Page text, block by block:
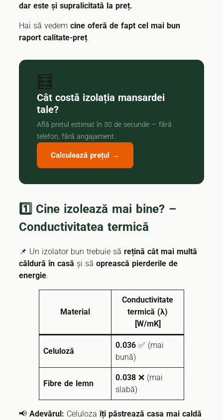
dar este și supralicitată la preț.
Hai să vedem cine oferă de fapt cel mai bun
raport calitate-preț.
🧮
Cât costă izolația mansardei
tale?
Află prețul estimat în 30 de secunde — fără
telefon, fără angajament.
Calculează prețul →
1️⃣ Cine izolează mai bine? –
Conductivitatea termică
📌 Un izolator bun trebuie să rețină cât mai multă
căldură în casă și să oprească pierderile de
energie.
Material
Conductivitate
termică (λ)
[W/mK]
Celuloză
0.036 ✅ (mai
bună)
Fibre de lemn
0.038 ❌ (mai
slabă)
📢 Adevărul: Celulozaîți păstrează casa mai caldă